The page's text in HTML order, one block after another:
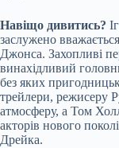
Навіщо дивитись?
заслужено
Джонса. Захопливі
винахідливий
без яких
трейлери, режисеру
атмосферу, а Том
акторів нового
Дрейка.